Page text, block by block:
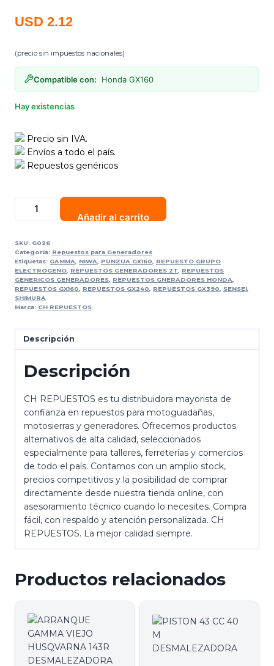
USD 2.12
(precio sin impuestos nacionales)
Compatible con: Honda GX160
Hay existencias
Precio sin IVA.
Envíos a todo el país.
Repuestos genéricos
Añadir al carrito
SKU: G026
Categoría: Repuestos para Generadores
Etiquetas: GAMMA NIWA PUNZUA GX160
REPUESTO GRUPO
ELECTROGENO
REPUESTOS GENERADORES 2T
REPUESTOS
GENERICOS GENERADORES
REPUESTOS GNERADORES HONDA
REPUESTOS GX160
REPUESTOS GX240 REPUESTOS GX390 SENSEI
SHIMURA
Marca: CH REPUESTOS
Descripción
Descripción
CH REPUESTOS es tu distribuidora mayorista de
confianza en repuestos para motoguadañas,
motosierras y generadores. Ofrecemos productos
alternativos de alta calidad, seleccionados
especialmente para talleres, ferreterías y comercios
de todo el país. Contamos con un amplio stock,
precios competitivos y la posibilidad de comprar
directamente desde nuestra tienda online, con
asesoramiento técnico cuando lo necesites. Compra
fácil, con respaldo y atención personalizada. CH
REPUESTOS. La mejor calidad siempre.
Productos relacionados